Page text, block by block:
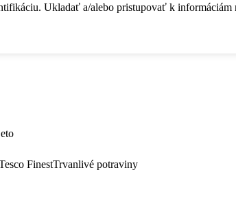
Ukladať a/alebo pristupovať k informáciám
FinestTrvanlivé potraviny